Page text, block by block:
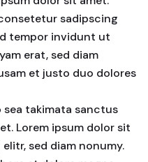
sadipscing
tempor invidunt ut
erat, sed diam
et justo duo dolores
takimata sanctus
Lorem ipsum dolor sit
sed diam nonumy.